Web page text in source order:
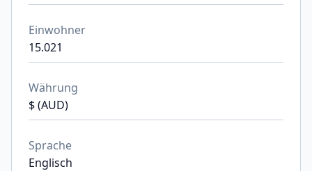
Einwohner
15.021
Währung
$ (AUD)
Sprache
Englisch